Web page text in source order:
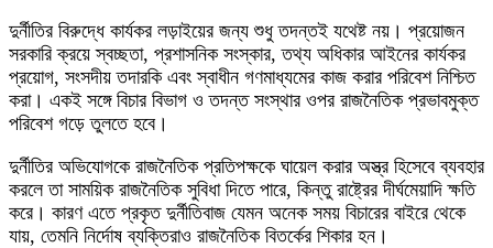
দুর্নীতির বিরুদ্ধে কার্যকর লড়াইয়ের জন্য শুধু তদন্তই যথেষ্ট নয়। প্রয়োজন
সরকারি ক্রয়ে স্বচ্ছতা, প্রশাসনিক সংস্কার, তথ্য অধিকার আইনের কার্যকর
প্রয়োগ, সংসদীয় তদারকি এবং স্বাধীন গণমাধ্যমের কাজ করার পরিবেশ নিশ্চিত
করা। একই সঙ্গে বিচার বিভাগ ও তদন্ত সংস্থার ওপর রাজনৈতিক প্রভাবমুক্ত
পরিবেশ গড়ে তুলতে হবে।
দুর্নীতির অভিযোগকে রাজনৈতিক প্রতিপক্ষকে ঘায়েল করার অস্ত্র হিসেবে ব্যবহার
করলে তা সাময়িক রাজনৈতিক সুবিধা দিতে পারে, কিন্তু রাষ্ট্রের দীর্ঘমেয়াদি ক্ষতি
করে। কারণ এতে প্রকৃত দুর্নীতিবাজ যেমন অনেক সময় বিচারের বাইরে থেকে
যায়, তেমনি নির্দোষ ব্যক্তিরাও রাজনৈতিক বিতর্কের শিকার হন।